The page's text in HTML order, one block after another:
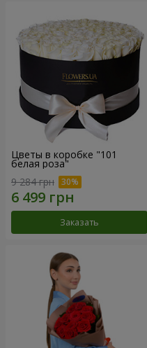
Цветы в коробке "101
белая роза"
9 284 грн
Заказать